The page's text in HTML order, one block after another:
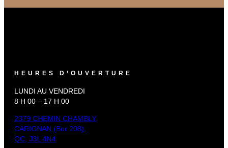
HEURES D’OUVERTURE
LUNDI AU VENDREDI
8 H 00 – 17 H 00
2379 CHEMIN CHAMBLY,
CARIGNAN (Bur 208),
QC, J3L 4N4